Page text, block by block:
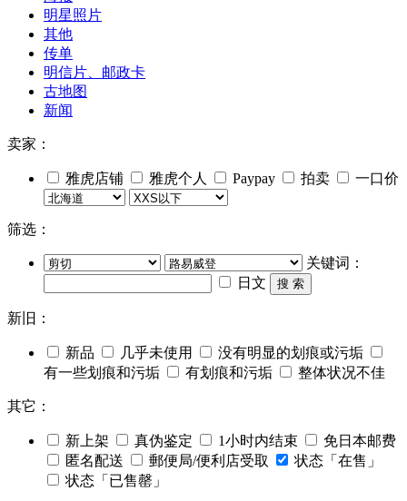
明星照片
其他
传单
明信片、邮政卡
古地图
新闻
卖家：
雅虎店铺 雅虎个人 Paypay 拍卖 一口价
筛选：
关键词：
日文
搜 索
新旧：
新品 几乎未使用
没有明显的划痕或污垢
有一些划痕和污垢
有划痕和污垢 整体状况不佳
其它：
新上架 真伪鉴定 1小时内结束
免日本邮费
匿名配送
郵便局/便利店受取
状态「在售」
状态「已售罄」